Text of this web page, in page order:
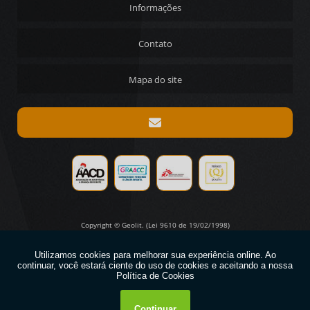
REBOLO DIAMANTADO PARA AFIAÇÃO PREÇO
Informações
Contato
Mapa do site
Copyright © Geolit. (Lei 9610 de 19/02/1998)
W3C